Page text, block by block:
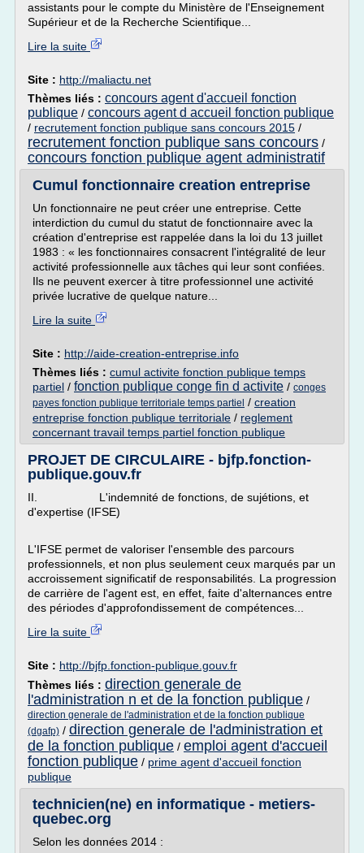
assistants pour le compte du Ministère de l'Enseignement
Supérieur et de la Recherche Scientifique...
Lire la suite
Site : http://maliactu.net
Thèmes liés : concours agent d'accueil fonction
publique / concours agent d accueil fonction publique
/ recrutement fonction publique sans concours 2015 /
recrutement fonction publique sans concours /
concours fonction publique agent administratif
Cumul fonctionnaire creation entreprise
Un fonctionnaire ne peut créer une entreprise. Cette
interdiction du cumul du statut de fonctionnaire avec la
création d'entreprise est rappelée dans la loi du 13 juillet
1983 : « les fonctionnaires consacrent l'intégralité de leur
activité professionnelle aux tâches qui leur sont confiées.
Ils ne peuvent exercer à titre professionnel une activité
privée lucrative de quelque nature...
Lire la suite
Site : http://aide-creation-entreprise.info
Thèmes liés : cumul activite fonction publique temps
partiel / fonction publique conge fin d activite / conges
payes fonction publique territoriale temps partiel / creation
entreprise fonction publique territoriale / reglement
concernant travail temps partiel fonction publique
PROJET DE CIRCULAIRE - bjfp.fonction-
publique.gouv.fr
II. L'indemnité de fonctions, de sujétions, et
d'expertise (IFSE)
L'IFSE permet de valoriser l'ensemble des parcours
professionnels, et non plus seulement ceux marqués par un
accroissement significatif de responsabilités. La progression
de carrière de l'agent est, en effet, faite d'alternances entre
des périodes d'approfondissement de compétences...
Lire la suite
Site : http://bjfp.fonction-publique.gouv.fr
Thèmes liés : direction generale de
l'administration n et de la fonction publique /
direction generale de l'administration et de la fonction publique
(dgafp) / direction generale de l'administration et
de la fonction publique / emploi agent d'accueil
fonction publique / prime agent d'accueil fonction
publique
technicien(ne) en informatique - metiers-
quebec.org
Selon les données 2014 :